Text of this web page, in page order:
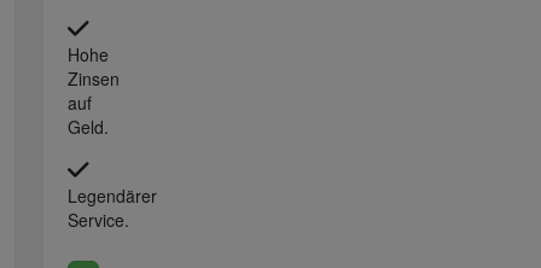
Hohe
Zinsen
auf
Geld.
Legendärer
Service.